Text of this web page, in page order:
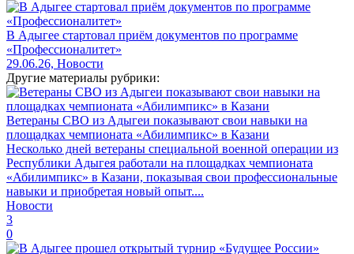
В Адыгее стартовал приём документов по программе
«Профессионалитет»
29.06.26, Новости
Другие материалы рубрики:
Ветераны СВО из Адыгеи показывают свои навыки на
площадках чемпионата «Абилимпикс» в Казани
Несколько дней ветераны специальной военной операции из
Республики Адыгея работали на площадках чемпионата
«Абилимпикс» в Казани, показывая свои профессиональные
навыки и приобретая новый опыт....
Новости
3
0